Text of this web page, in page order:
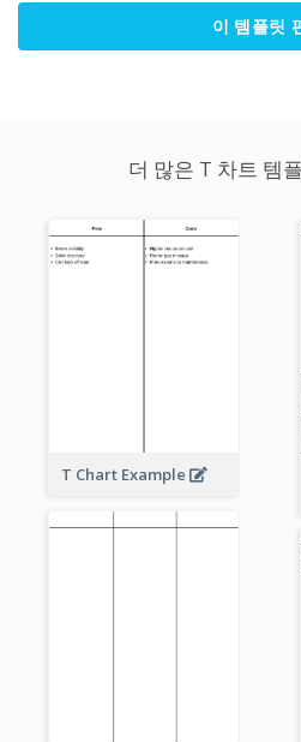
이 템플릿
더 많은 T 차트 템
T Chart Example